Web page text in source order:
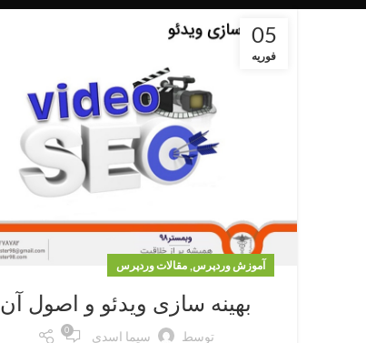
05
فوریه
آموزش وردپرس, مقالات وردپرس
بهینه سازی ویدئو و اصول آن
توسط سیما اسدی 0